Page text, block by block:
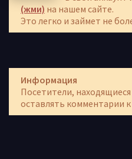
(жми) на нашем сайте.
Это легко и займет не
Информация
Посетители, находящиеся
оставлять комментарии